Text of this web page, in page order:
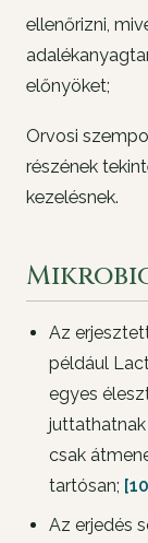
ellenőrizni,
előnyöket;
Orvosi
részének
kezelésnek.
Az
például
egyes
csak
tartósan;
Az erjedés